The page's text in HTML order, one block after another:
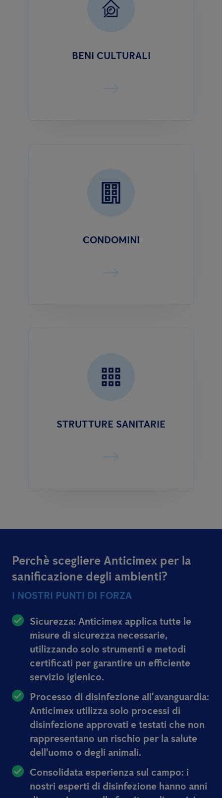
BENI CULTURALI
CONDOMINI
STRUTTURE SANITARIE
Perchè scegliere Anticimex per la
sanificazione degli ambienti?
I NOSTRI PUNTI DI FORZA
Sicurezza: Anticimex applica tutte le
misure di sicurezza necessarie,
utilizzando solo strumenti e metodi
certificati per garantire un efficiente
servizio igienico.
Processo di disinfezione all’avanguardia:
Anticimex utilizza solo processi di
disinfezione approvati e testati che non
rappresentano un rischio per la salute
dell'uomo o degli animali.
Consolidata esperienza sul campo: i
nostri esperti di disinfezione hanno anni